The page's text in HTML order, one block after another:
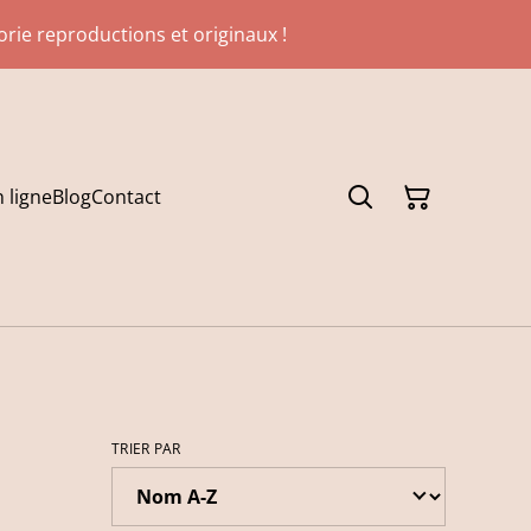
reproductions et originaux !
ligneBlogContact
TRIER PAR